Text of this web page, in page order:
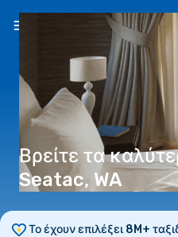
Βρείτε τα
Seatac, WA
Το έχουν επιλέξει 8M+